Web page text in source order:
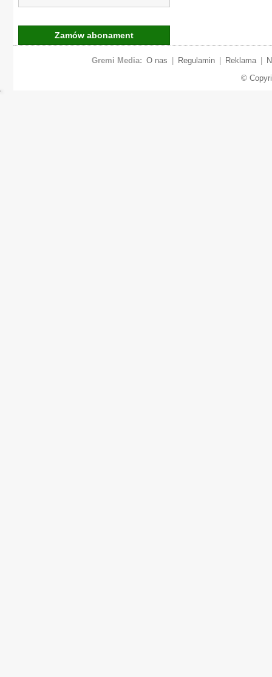
Zamów abonament
Gremi Media: O nas Regulamin Reklama
©